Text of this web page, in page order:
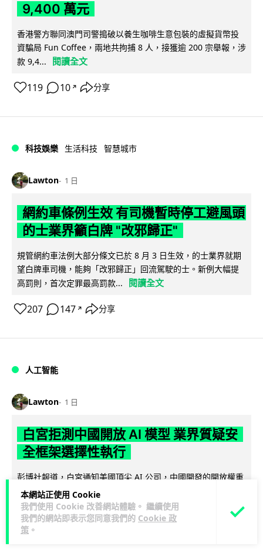
本網站正使用 Cookie
我們使用 Cookie 改善網站體驗。 繼續使用
我們的網站即表示您同意我們的 Cookie 政
策 。
9,400 萬元
香港警方聯同澳門司警搗破以養生咖啡生意包裝的虛擬貨幣投
資騙局 Fun Coffee，兩地共拘捕 8 人，接獲逾 200 宗舉報，涉
款 9,4...
閱讀全文
119 10 ↗ 分享
科技娛樂 生活科技 智慧城市
Lawton 1 日
網約車條例生效 有司機暫時停工避風頭
的士業界籲白牌 "改邪歸正"
規管網約車法例大部分條文已於 8 月 3 日生效，的士業界就期
望白牌車司機，能夠「改邪歸正」回流駕駛的士。新例大幅提
高罰則，首次定罪最高罰款...
閱讀全文
207 147 ↗ 分享
人工智能
Lawton 1 日
白宮拒測中國開放 AI 模型 業界質疑安
全框架選擇性執行
彭博社報道，白宮通知美國頂尖 AI 公司，中國開發的開放權重
模型將不納入特朗普政府新 AI 安全框架的測試範圍。美國業界
則聯署呼籲政府不要限... 閱讀全文
44